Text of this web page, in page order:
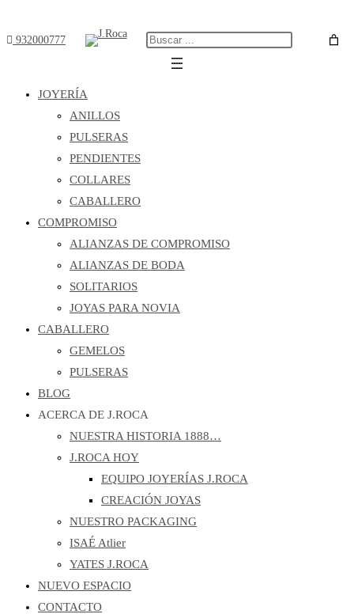
al 932000777 Buscar
JOYERÍA
ANILLOS
PULSERAS
PENDIENTES
COLLARES
CABALLERO
COMPROMISO
ALIANZAS DE COMPROMISO
ALIANZAS DE BODA
SOLITARIOS
JOYAS PARA NOVIA
CABALLERO
GEMELOS
PULSERAS
BLOG
ACERCA DE J.ROCA
NUESTRA HISTORIA 1888…
J.ROCA HOY
EQUIPO JOYERÍAS J.ROCA
CREACIÓN JOYAS
NUESTRO PACKAGING
ISAÉ Atlier
YATES J.ROCA
NUEVO ESPACIO
CONTACTO